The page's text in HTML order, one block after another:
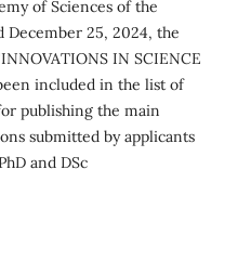
of Sciences of the
December 25, 2024, the
IN SCIENCE
included in the list of
publishing the main
submitted by applicants
and DSc